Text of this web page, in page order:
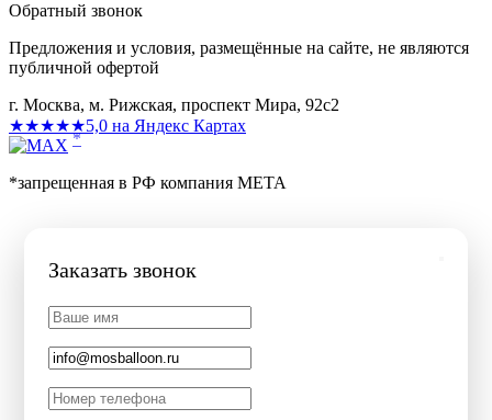
Обратный звонок
Предложения и условия, размещённые на сайте, не являются
публичной офертой
г. Москва, м. Рижская, проспект Мира, 92с2
★★★★★5,0 на Яндекс Картах
*
*запрещенная в РФ компания МЕТА
Заказать звонок